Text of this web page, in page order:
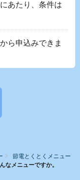
あたり、条件は
ら申込みできま
節電とくとくメニュー
なメニューですか。